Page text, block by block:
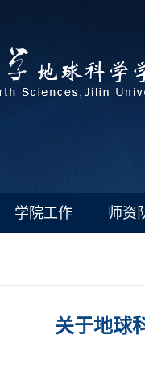
学院工作 师资
关于地球